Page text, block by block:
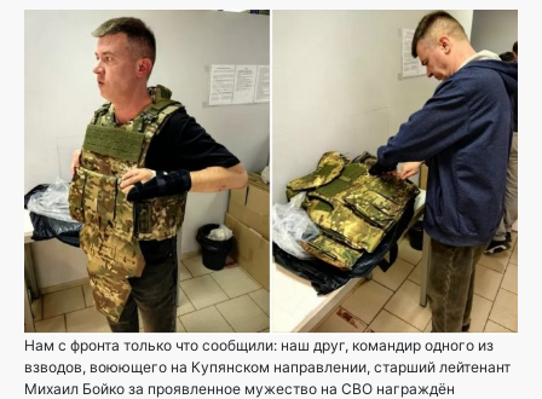
Нам с фронта только что сообщили: наш друг, командир одного из
взводов, воюющего на Купянском направлении, старший лейтенант
Михаил Бойко за проявленное мужество на СВО награждён